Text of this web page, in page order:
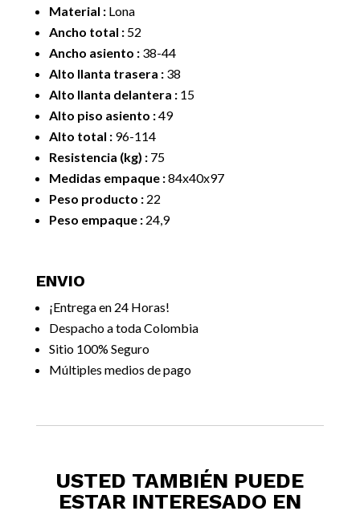
Material :Lona
Ancho total :52
Ancho asiento :38-44
Alto llanta trasera :38
Alto llanta delantera :15
Alto piso asiento :49
Alto total :96-114
Resistencia (kg) :75
Medidas empaque :84x40x97
Peso producto :22
Peso empaque :24,9
ENVIO
¡Entrega en 24 Horas!
Despacho a toda Colombia
Sitio 100% Seguro
Múltiples medios de pago
USTED TAMBIÉN PUEDE
ESTAR INTERESADO EN